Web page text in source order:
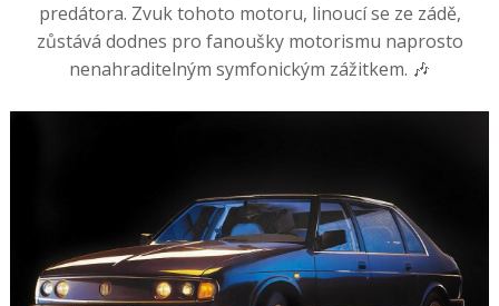
predátora. Zvuk tohoto motoru, linoucí se ze zádě,
zůstává dodnes pro fanoušky motorismu naprosto
nenahraditelným symfonickým zážitkem. 🎶